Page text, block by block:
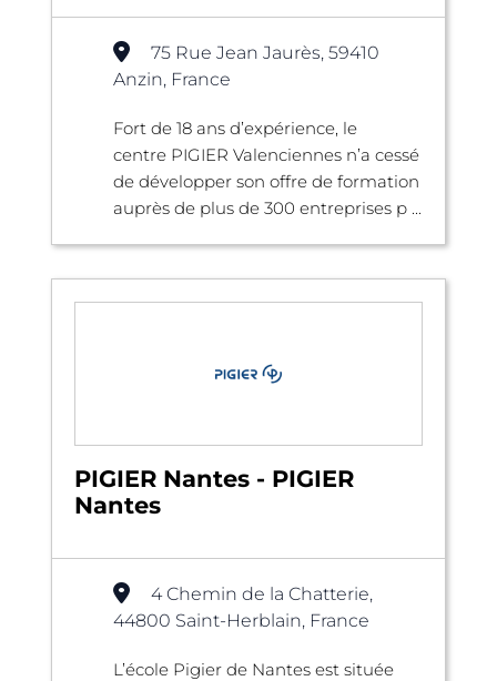
75 Rue Jean Jaurès, 59410
Anzin, France
Fort de 18 ans d’expérience, le
centre PIGIER Valenciennes n’a cessé
de développer son offre de formation
auprès de plus de 300 entreprises p ...
PIGIER Nantes - PIGIER
Nantes
4 Chemin de la Chatterie,
44800 Saint-Herblain, France
L’école Pigier de Nantes est située